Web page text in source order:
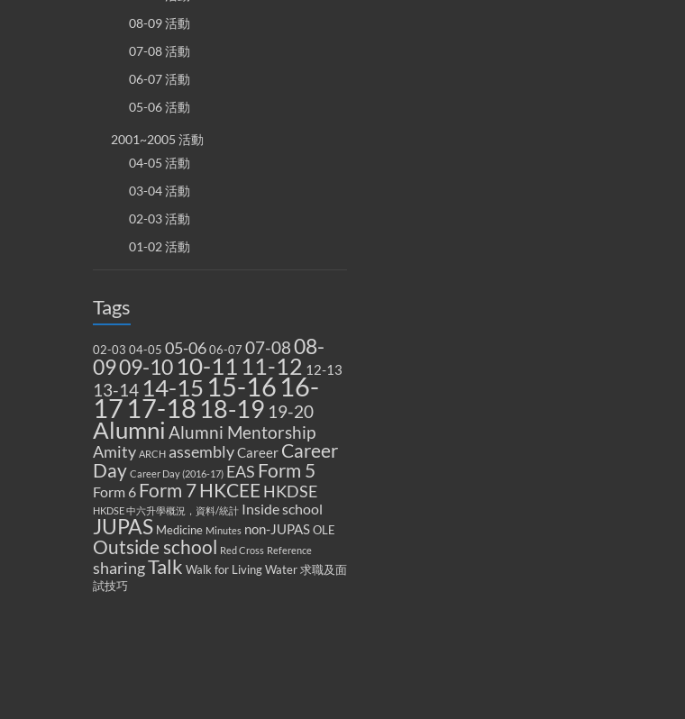
08-09 活動
07-08 活動
06-07 活動
05-06 活動
2001~2005 活動
04-05 活動
03-04 活動
02-03 活動
01-02 活動
Tags
02-03 04-05 05-0606-07 07-0808-
0909-10 10-11 11-12 12-13
13-14 14-15 15-16 16-
17 17-18 18-19 19-20
Alumni Alumni Mentorship
Amity ARCH assemblyCareer Career
Day Career Day (2016-17) EAS Form 5
Form 6 Form 7HKCEE HKDSE
HKDSE 中六升學概況，資料/統計 Inside school
JUPAS Medicine Minutes non-JUPASOLE
Outside school Red Cross Reference
sharingTalk Walk for Living Water求職及面
試技巧